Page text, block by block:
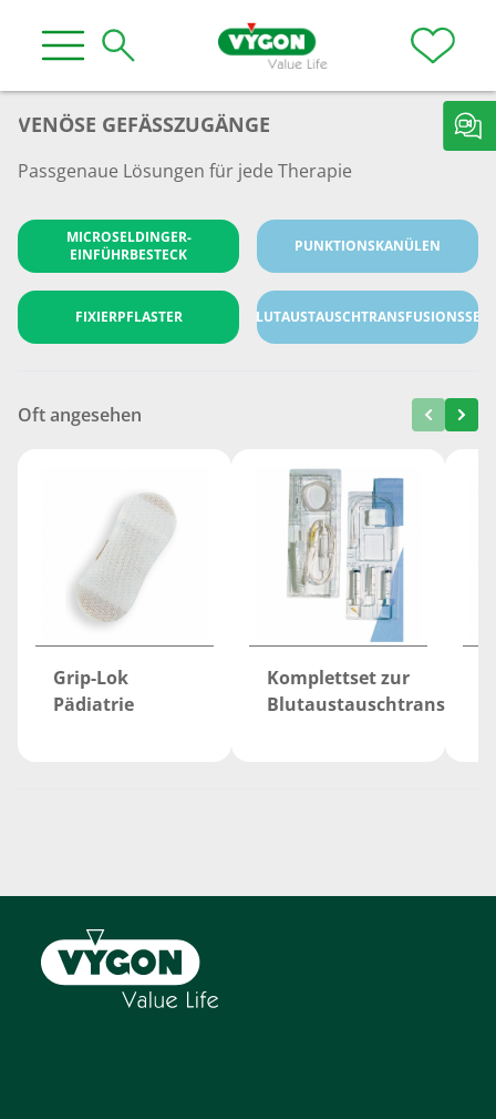
VENÖSE GEFÄSSZUGÄNGE
Passgenaue Lösungen für jede Therapie
MICROSELDINGER-
EINFÜHRBESTECK
PUNKTIONSKANÜLEN
FIXIERPFLASTER BLUTAUSTAUSCHTRANSFUSIONSSET
Oft angesehen
Grip-Lok
Pädiatrie
Komplettset zur